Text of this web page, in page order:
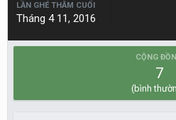
LẦN GHÉ THĂM CUỐI
Tháng 4 11, 2016
CỘNG
7
(bình